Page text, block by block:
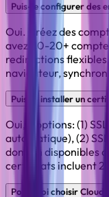
Puis-je configurer des
Oui. Créez des
avez: 10-20+
redirections
navigateur,
Puis-je installer un
Oui, 2 options: (1)
automatique), (2)
domain disponibles
certificats incluent
Pourquoi choisir